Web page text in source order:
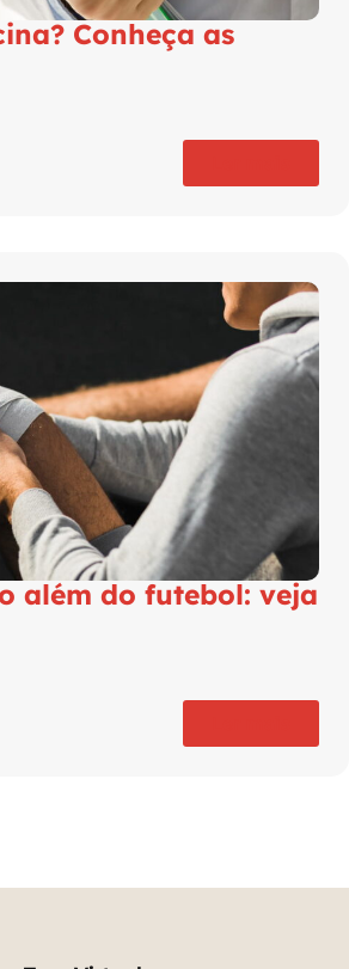
Conheça as
além do futebol: veja